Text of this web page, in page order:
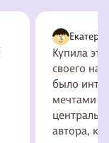
Купила
своего
было
мечтами и
автора,